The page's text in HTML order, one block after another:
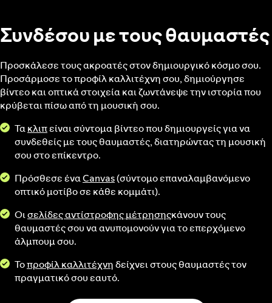
Συνδέσου με τους θαυμαστές
Προσκάλεσε τους ακροατές στον δημιουργικό κόσμο σου.
Προσάρμοσε το προφίλ καλλιτέχνη σου, δημιούργησε
βίντεο και οπτικά στοιχεία και ζωντάνεψε την ιστορία που
κρύβεται πίσω από τη μουσική σου.
Τακλιπείναι σύντομα βίντεο που δημιουργείς για να
συνδεθείς με τους θαυμαστές, διατηρώντας τη μουσική
σου στο επίκεντρο.
Πρόσθεσε έναCanvas(σύντομο επαναλαμβανόμενο
οπτικό μοτίβο σε κάθε κομμάτι).
Οισελίδες αντίστροφης μέτρησηςκάνουν τους
θαυμαστές σου να ανυπομονούν για το επερχόμενο
άλμπουμ σου.
Τοπροφίλ καλλιτέχνηδείχνει στους θαυμαστές τον
πραγματικό σου εαυτό.